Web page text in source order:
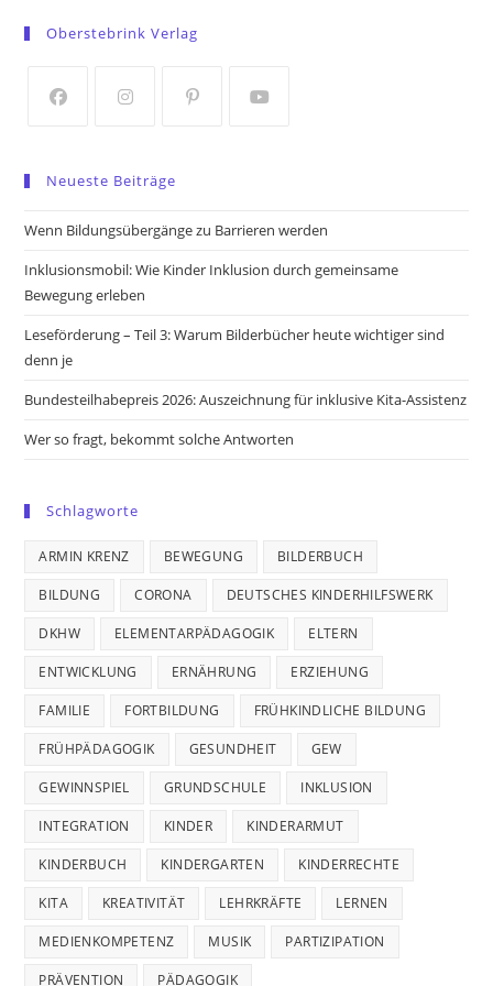
a
tab
tab
Oberstebrink Verlag
a
new
new
a
new
new
Neueste Beiträge
Wenn Bildungsübergänge zu Barrieren werden
Inklusionsmobil: Wie Kinder Inklusion durch gemeinsame
Bewegung erleben
Leseförderung – Teil 3: Warum Bilderbücher heute wichtiger sind
denn je
Bundesteilhabepreis 2026: Auszeichnung für inklusive Kita-Assistenz
Wer so fragt, bekommt solche Antworten
Schlagworte
ARMIN KRENZ BEWEGUNG BILDERBUCH
BILDUNG CORONA DEUTSCHES KINDERHILFSWERK
DKHW ELEMENTARPÄDAGOGIK ELTERN
ENTWICKLUNG ERNÄHRUNG ERZIEHUNG
FAMILIE FORTBILDUNG FRÜHKINDLICHE BILDUNG
FRÜHPÄDAGOGIK GESUNDHEIT GEW
GEWINNSPIEL GRUNDSCHULE INKLUSION
INTEGRATION KINDER KINDERARMUT
KINDERBUCH KINDERGARTEN KINDERRECHTE
KITA KREATIVITÄT LEHRKRÄFTE LERNEN
MEDIENKOMPETENZ MUSIK PARTIZIPATION
PRÄVENTION PÄDAGOGIK